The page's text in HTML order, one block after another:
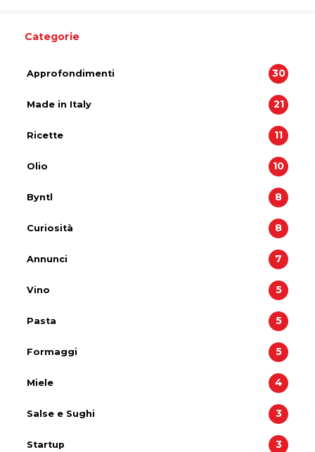
Categorie
Approfondimenti 30
Made in Italy 21
Ricette 11
Olio 10
Byntl 8
Curiosità 8
Annunci 7
Vino 5
Pasta 5
Formaggi 5
Miele 4
Salse e Sughi 3
Startup 3